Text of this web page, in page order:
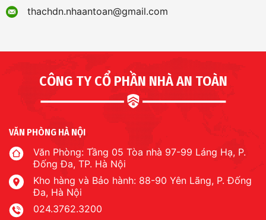
thachdn.nhaantoan@gmail.com
CÔNG TY CỔ PHẦN NHÀ AN TOÀN
VĂN PHÒNG HÀ NỘI
Văn Phòng: Tầng 05 Tòa nhà 97-99 Láng Hạ, P.
Đống Đa, TP. Hà Nội
Kho hàng và Bảo hành: 88-90 Yên Lãng, P. Đống
Đa, Hà Nội
024.3762.3200